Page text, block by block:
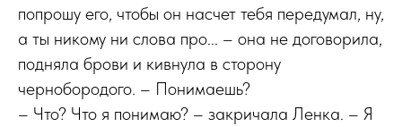
попрошу его, чтобы он насчет тебя передумал, ну,
а ты никому ни слова про... – она не договорила,
подняла брови и кивнула в сторону
чернобородого. – Понимаешь?
– Что? Что я понимаю? – закричала Ленка. – Я